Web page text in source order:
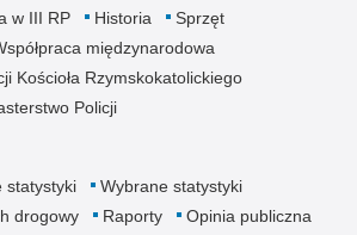
w III RP Historia
Sprzęt
międzynarodowa
Kościoła Rzymskokatolickiego
Policji
statystyki
Wybrane statystyki
drogowy Raporty Opinia publiczna